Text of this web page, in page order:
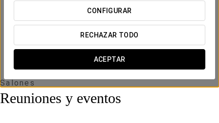
CONFIGURAR
RECHAZAR TODO
ACEPTAR
Salones
Reuniones y eventos